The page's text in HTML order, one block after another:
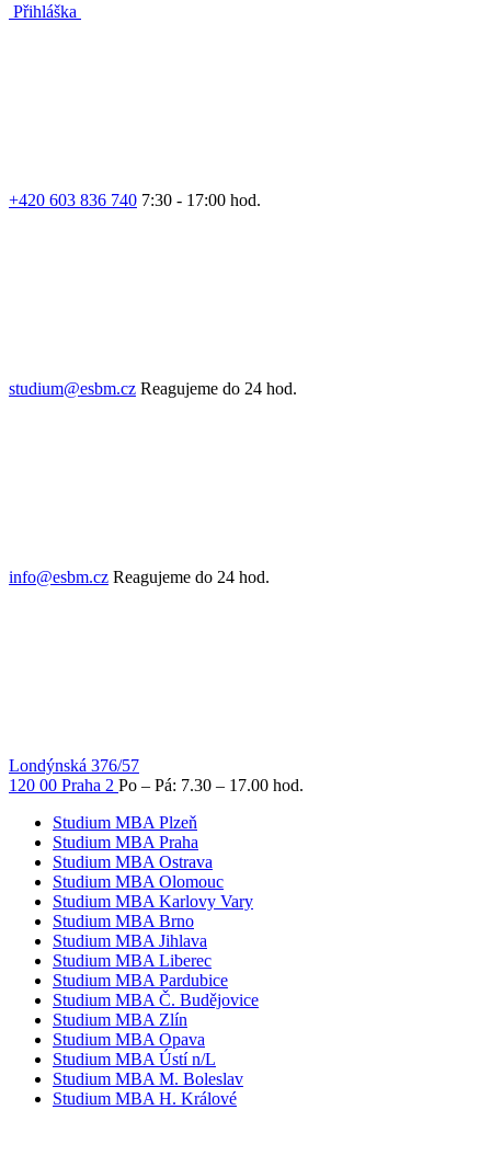
Přihláška
+420 603 836 740 7:30 - 17:00 hod.
studium@esbm.cz Reagujeme do 24 hod.
info@esbm.cz Reagujeme do 24 hod.
Londýnská 376/57
120 00 Praha 2 Po – Pá: 7.30 – 17.00 hod.
Studium MBA Plzeň
Studium MBA Praha
Studium MBA Ostrava
Studium MBA Olomouc
Studium MBA Karlovy Vary
Studium MBA Brno
Studium MBA Jihlava
Studium MBA Liberec
Studium MBA Pardubice
Studium MBA Č. Budějovice
Studium MBA Zlín
Studium MBA Opava
Studium MBA Ústí n/L
Studium MBA M. Boleslav
Studium MBA H. Králové